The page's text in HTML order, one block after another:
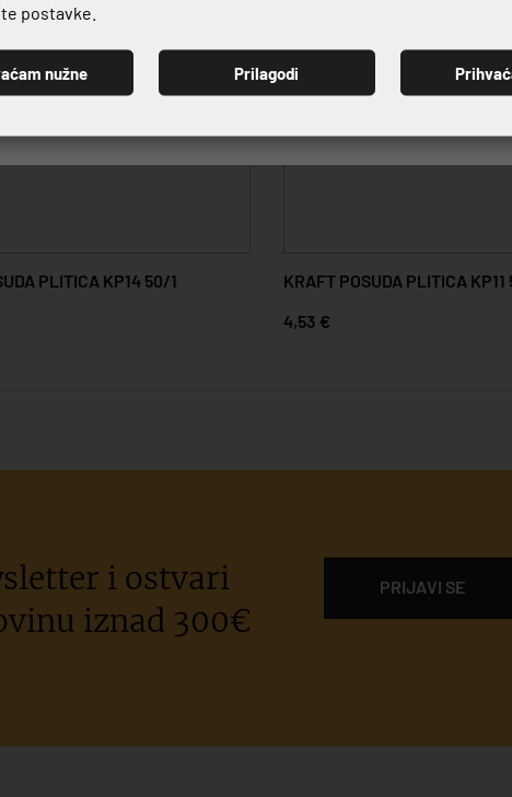
PLITICA KP14 50/1
KRAFT POSUDA PLITICA KP11
4,53 €
i ostvari
iznad 300€
PRIJAVI SE
PRIJAVI SE
postavke.
nužne Prilagodi